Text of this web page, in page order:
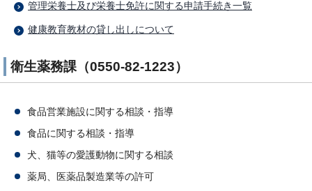
管理栄養士及び栄養士免許に関する申請手続き一覧
健康教育教材の貸し出しについて
衛生薬務課（0550-82-1223）
食品営業施設に関する相談・指導
食品に関する相談・指導
犬、猫等の愛護動物に関する相談
薬局、医薬品製造業等の許可